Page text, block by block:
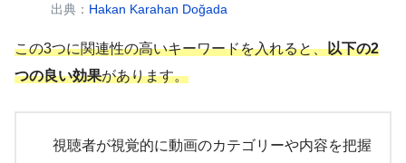
出典： Hakan Karahan Doğada
この3つに関連性の高いキーワードを入れると、以下の2
つの良い効果があります。
視聴者が視覚的に動画のカテゴリーや内容を把握